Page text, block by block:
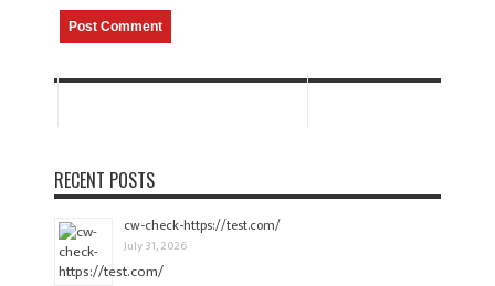
RECENT POSTS
cw-check-https://test.com/
July 31, 2026